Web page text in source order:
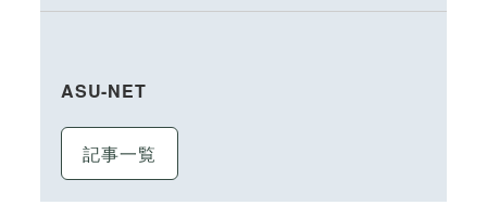
ASU-NET
記事一覧